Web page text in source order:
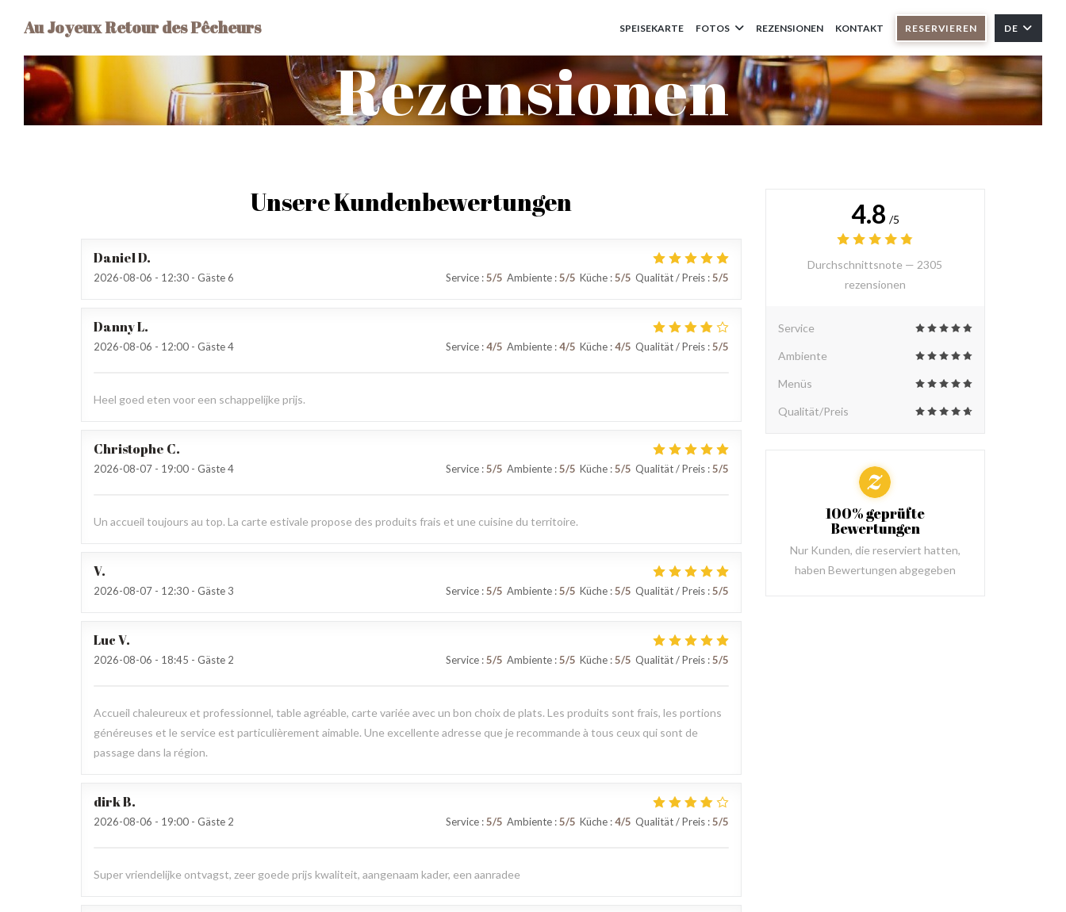
Au Joyeux Retour des Pêcheurs SPEISEKARTE FOTOS REZENSIONEN KONTAKT RESERVIEREN DE
Rezensionen
Unsere Kundenbewertungen
DanielD
2026-08-06 - 12:30 - Gäste 6 Service: 5/5 Ambiente: 5/5 Küche: 5/5 Qualität / Preis: 5/5
DannyL
2026-08-06 - 12:00 - Gäste 4 Service: 4/5 Ambiente: 4/5 Küche: 4/5 Qualität / Preis: 5/5
Heel goed eten voor een schappelijke prijs.
Christophe C
2026-08-07 - 19:00 - Gäste 4 Service: 5/5 Ambiente: 5/5 Küche: 5/5 Qualität / Preis: 5/5
Un accueil toujours au top. La carte estivale propose des produits frais et une cuisine du territoire.
V
2026-08-07 - 12:30 - Gäste 3 Service: 5/5 Ambiente: 5/5 Küche: 5/5 Qualität / Preis: 5/5
LucV
2026-08-06 - 18:45 - Gäste 2 Service: 5/5 Ambiente: 5/5 Küche: 5/5 Qualität / Preis: 5/5
Accueil chaleureux et professionnel, table agréable, carte variée avec un bon choix de plats. Les produits sont frais, les portions
généreuses et le service est particulièrement aimable. Une excellente adresse que je recommande à tous ceux qui sont de
passage dans la région.
dirkB
2026-08-06 - 19:00 - Gäste 2 Service: 5/5 Ambiente: 5/5 Küche: 4/5 Qualität / Preis: 5/5
Super vriendelijke ontvagst, zeer goede prijs kwaliteit, aangenaam kader, een aanradee
4.8 /5
Durchschnittsnote — 2305
rezensionen
Service
Ambiente
Menüs
Qualität/Preis
100% geprüfte
Bewertungen
Nur Kunden, die reserviert hatten,
haben Bewertungen abgegeben